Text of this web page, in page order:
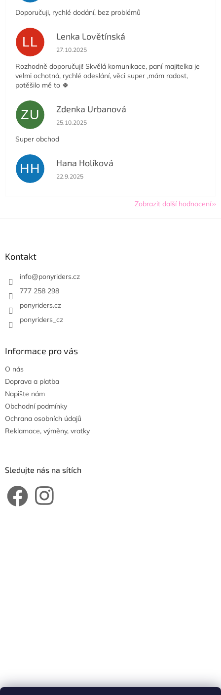
Doporučuji, rychlé dodání, bez problémů
LL Lenka Lovětínská
Hodnocení obchodu je 5 z 5 hvězdiček.
27.10.2025
Rozhodně doporučuji! Skvělá komunikace, paní majitelka je
velmi ochotná, rychlé odeslání, věci super ,mám radost,
potěšilo mě to 🍀
ZU Zdenka Urbanová
Hodnocení obchodu je 5 z 5 hvězdiček.
25.10.2025
Super obchod
HH Hana Holíková
Hodnocení obchodu je 5 z 5 hvězdiček.
22.9.2025
Zobrazit další hodnocení
Kontakt
info@ponyriders.cz
777 258 298
ponyriders.cz
ponyriders_cz
Informace pro vás
O nás
Doprava a platba
Napište nám
Obchodní podmínky
Ochrana osobních údajů
Reklamace, výměny, vratky
Sledujte nás na sítích